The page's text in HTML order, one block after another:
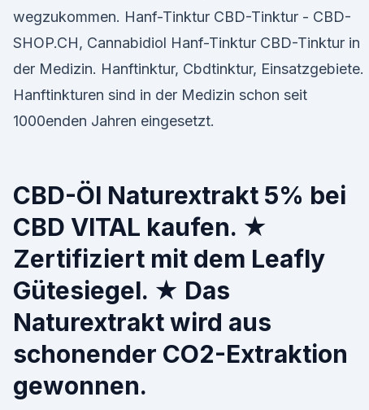
wegzukommen. Hanf-Tinktur CBD-Tinktur - CBD-
SHOP.CH, Cannabidiol Hanf-Tinktur CBD-Tinktur in
der Medizin. Hanftinktur, Cbdtinktur, Einsatzgebiete.
Hanftinkturen sind in der Medizin schon seit
1000enden Jahren eingesetzt.
CBD-Öl Naturextrakt 5% bei
CBD VITAL kaufen. ★
Zertifiziert mit dem Leafly
Gütesiegel. ★ Das
Naturextrakt wird aus
schonender CO2-Extraktion
gewonnen.